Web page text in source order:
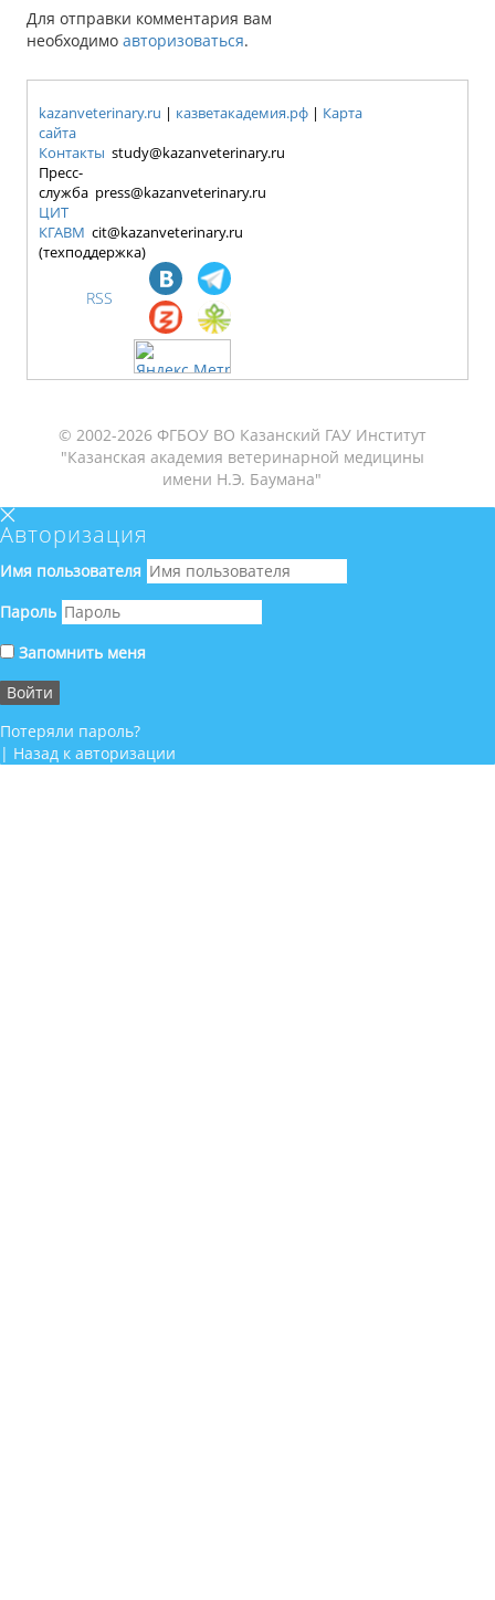
Для отправки комментария вам
необходимо авторизоваться.
kazanveterinary.ru | казветакадемия.рф | Карта
сайта
Контакты study@kazanveterinary.ru
Пресс-
служба press@kazanveterinary.ru
ЦИТ
КГАВМ cit@kazanveterinary.ru
(техподдержка)
RSS
© 2002-2026 ФГБОУ ВО Казанский ГАУ Институт
"Казанская академия ветеринарной медицины
имени Н.Э. Баумана"
Авторизация
Имя пользователя
Пароль
Запомнить меня
Потеряли пароль?
| Назад к авторизации